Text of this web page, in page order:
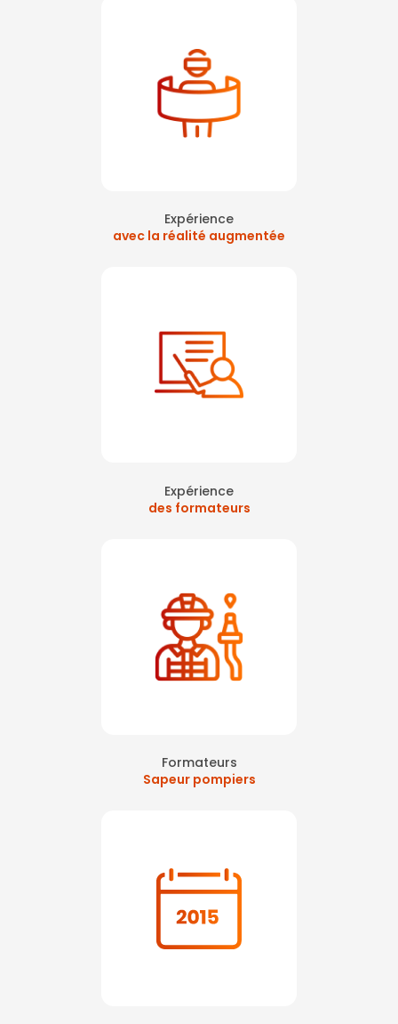
Expérience
avec la réalité augmentée
Expérience
des formateurs
Formateurs
Sapeur pompiers